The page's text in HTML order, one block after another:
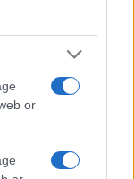
or
σχεδόν
και ο
συστηματικός
Blaho
από 600